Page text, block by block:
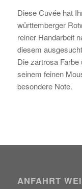
Diese Cuvée hat
württemberger
reiner Handarbeit
diesem
Die zartrosa
seinem feinen
besondere Note.
ANFAHRT